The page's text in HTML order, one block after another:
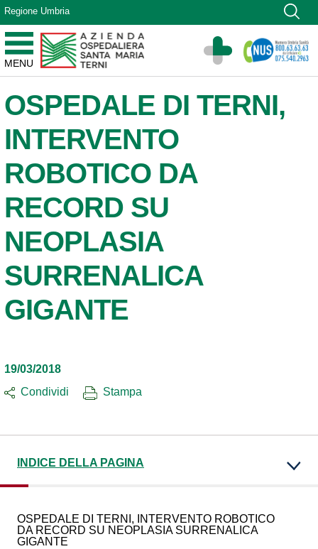
Vai ai contenuti
Vai al menu di navigazione
Vai al footer
Regione Umbria
MENU
Azienda Ospedaliera Santa Maria di Terni
Sito Istituzionale
OSPEDALE DI TERNI,
INTERVENTO
ROBOTICO DA
RECORD SU
NEOPLASIA
SURRENALICA
GIGANTE
19/03/2018
Condividi
Stampa
INDICE DELLA PAGINA
OSPEDALE DI TERNI, INTERVENTO ROBOTICO
DA RECORD SU NEOPLASIA SURRENALICA
GIGANTE